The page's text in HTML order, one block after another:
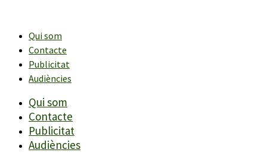
contingutQui som
Contacte
Publicitat
Audiències
Qui som
Contacte
Publicitat
Audiències